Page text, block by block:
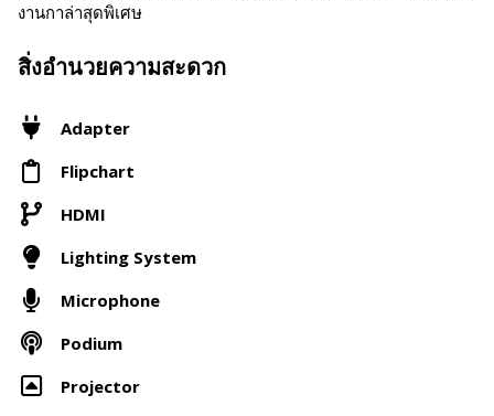
งานกาล่าสุดพิเศษ
สิ่งอำนวยความสะดวก
Adapter
Flipchart
HDMI
Lighting System
Microphone
Podium
Projector